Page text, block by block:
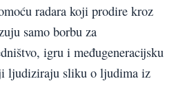
radara koji prodire kroz
samo borbu za
igru i međugeneracijsku
ljudiziraju sliku o ljudima iz